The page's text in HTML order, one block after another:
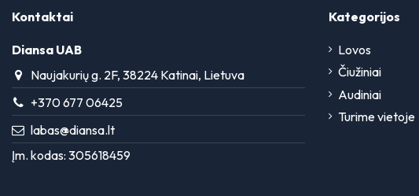
Kontaktai
Diansa UAB
Naujakurių g. 2F, 38224 Katinai, Lietuva
+370 677 06425
labas@diansa.lt
Įm. kodas: 305618459
Kategorijos
Lovos
Čiužiniai
Audiniai
Turime vietoje